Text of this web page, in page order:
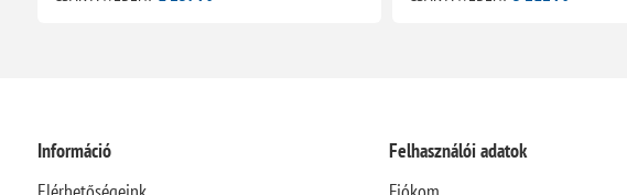
Információ
Felhasználói adatok